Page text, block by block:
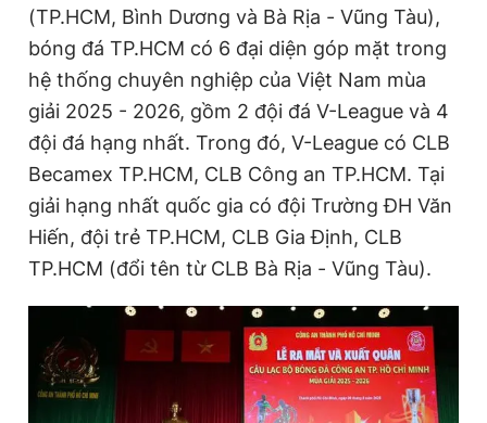
(TP.HCM, Bình Dương và Bà Rịa - Vũng Tàu),
bóng đá TP.HCM có 6 đại diện góp mặt trong
hệ thống chuyên nghiệp của Việt Nam mùa
giải 2025 - 2026, gồm 2 đội đá V-League và 4
đội đá hạng nhất. Trong đó, V-League có CLB
Becamex TP.HCM, CLB Công an TP.HCM. Tại
giải hạng nhất quốc gia có đội Trường ĐH Văn
Hiến, đội trẻ TP.HCM, CLB Gia Định, CLB
TP.HCM (đổi tên từ CLB Bà Rịa - Vũng Tàu).